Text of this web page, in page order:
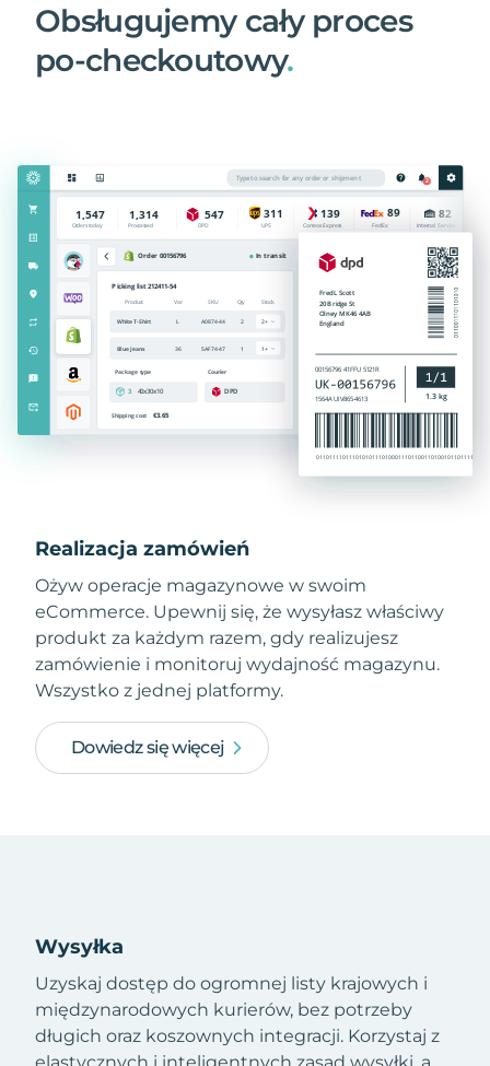
Obsługujemy cały proces
po-checkoutowy.
Realizacja zamówień
Ożyw operacje magazynowe w swoim
eCommerce. Upewnij się, że wysyłasz właściwy
produkt za każdym razem, gdy realizujesz
zamówienie i monitoruj wydajność magazynu.
Wszystko z jednej platformy.
Dowiedz się więcej
Wysyłka
Uzyskaj dostęp do ogromnej listy krajowych i
międzynarodowych kurierów, bez potrzeby
długich oraz koszownych integracji. Korzystaj z